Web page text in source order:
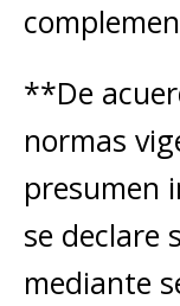
**De
normas
presumen
se declare
mediante